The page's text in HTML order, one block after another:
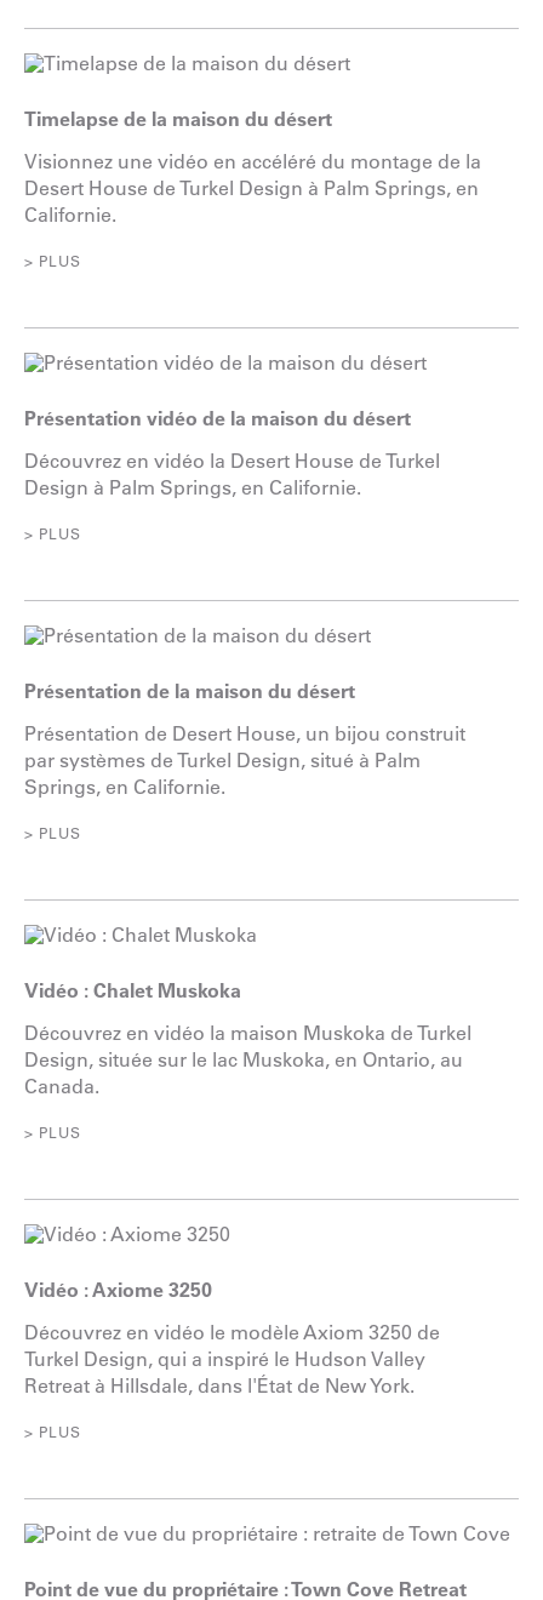
Timelapse de la maison du désert
Visionnez une vidéo en accéléré du montage de la
Desert House de Turkel Design à Palm Springs, en
Californie.
> PLUS
Présentation vidéo de la maison du désert
Découvrez en vidéo la Desert House de Turkel
Design à Palm Springs, en Californie.
> PLUS
Présentation de la maison du désert
Présentation de Desert House, un bijou construit
par systèmes de Turkel Design, situé à Palm
Springs, en Californie.
> PLUS
Vidéo : Chalet Muskoka
Découvrez en vidéo la maison Muskoka de Turkel
Design, située sur le lac Muskoka, en Ontario, au
Canada.
> PLUS
Vidéo : Axiome 3250
Découvrez en vidéo le modèle Axiom 3250 de
Turkel Design, qui a inspiré le Hudson Valley
Retreat à Hillsdale, dans l'État de New York.
> PLUS
Point de vue du propriétaire : Town Cove Retreat